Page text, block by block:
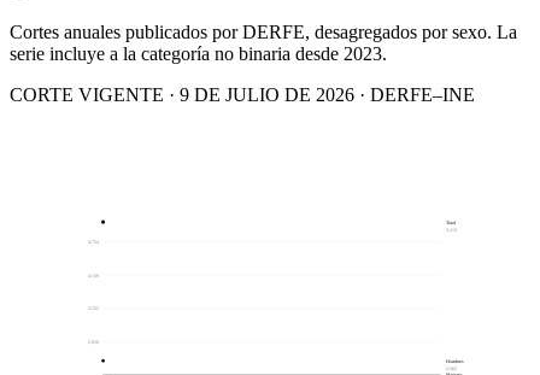
Cortes anuales publicados por DERFE, desagregados por sexo. La
serie incluye a la categoría no binaria desde 2023.
CORTE VIGENTE · 9 DE JULIO DE 2026 · DERFE–INE
2,910
3,525
4,139
4,754
Total
5,113
Mujeres
Hombres
2,562